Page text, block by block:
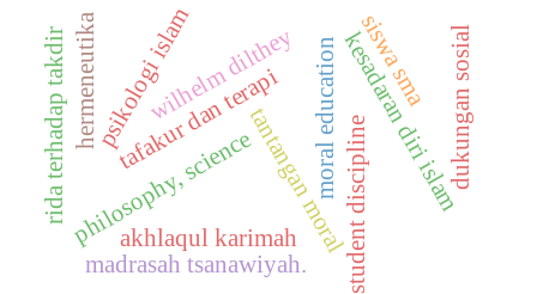
moral educationkesadaran diri islam
tantangan moral
philosophy, science
tafakur dan terapi
rida terhadap takdirpsikologi islam
akhlaqul karimah
madrasah tsanawiyah.
wilhelm dilthey
hermeneutika
student discipline
dukungan sosial
siswa sma